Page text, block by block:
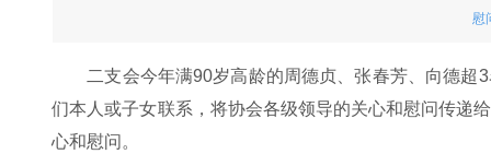
慰
二支会今年满90岁高龄的周德贞、张春芳、向德
们本人或子女联系，将协会各级领导的关心和慰问传递
心和慰问。